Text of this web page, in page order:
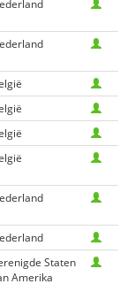
Staten
Amerika